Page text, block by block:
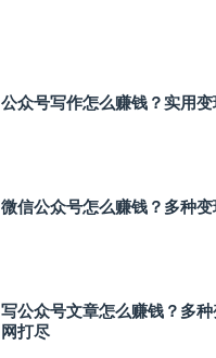
公众号写作怎么赚钱？实用
微信公众号怎么赚钱？多种
写公众号文章怎么赚钱？多
网打尽